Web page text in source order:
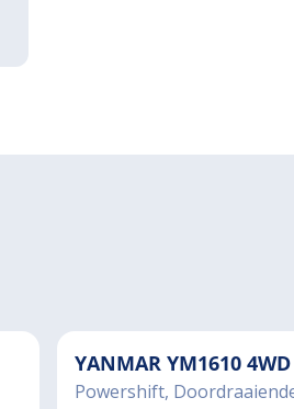
YANMAR YM1610 4WD
Powershift,